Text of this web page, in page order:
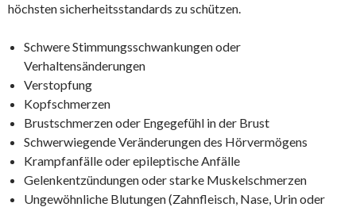
höchsten sicherheitsstandards zu schützen.
Schwere Stimmungsschwankungen oder
Verhaltensänderungen
Verstopfung
Kopfschmerzen
Brustschmerzen oder Engegefühl in der Brust
Schwerwiegende Veränderungen des Hörvermögens
Krampfanfälle oder epileptische Anfälle
Gelenkentzündungen oder starke Muskelschmerzen
Ungewöhnliche Blutungen (Zahnfleisch, Nase, Urin oder